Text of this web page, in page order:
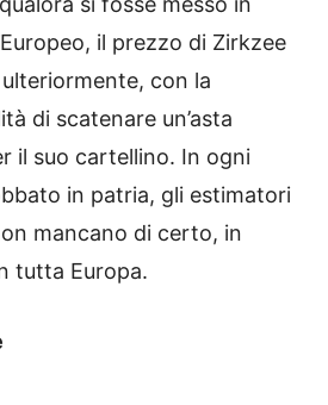
il prezzo di Zirkzee
con la
di scatenare un’asta
il suo cartellino. In ogni
in patria, gli estimatori
mancano di certo, in
tutta Europa.